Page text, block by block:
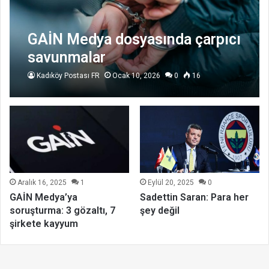
GAİN Medya dosyasında çarpıcı
savunmalar
Kadıköy Postası FR Ocak 10, 2026 0 16
Aralık 16, 2025 1
GAİN Medya’ya
soruşturma: 3 gözaltı, 7
şirkete kayyum
Eylül 20, 2025 0
Sadettin Saran: Para her
şey değil